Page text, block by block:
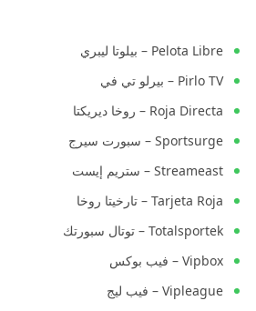
Pelota Libre – بيلوتا ليبري
Pirlo TV – بيرلو تي في
Roja Directa – روخا ديريكتا
Sportsurge – سبورت سيرج
Streameast – ستريم إيست
Tarjeta Roja – تارخيتا روخا
Totalsportek – توتال سبورتك
Vipbox – فيب بوكس
Vipleague – فيب ليج